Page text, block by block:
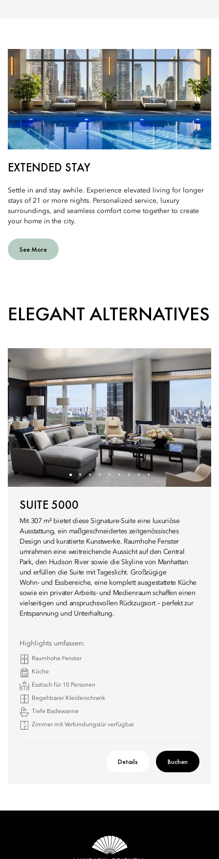
EXTENDED STAY
Settle in and stay awhile. Experience elevated living for longer
stays of 21 or more nights. Personalized service, luxury
surroundings, and seamless comfort come together to create
your home in the city.
See More
ELEGANT ALTERNATIVES
SUITE 5000
Mit 307 m² bietet diese Signature-Suite eine luxuriöse
Ausstattung, ein maßgeschneidertes zeitgenössisches
Design und kuratierte Kunstwerke. Raumhohe Fenster
umrahmen eine weitreichende Aussicht auf den Central
Park, den Hudson River sowie die Skyline von Manhattan
und erfüllen die Suite mit Tageslicht. Großzügige
Wohn- und Essbereiche, eine komplett ausgestattete Küche
sowie ein privater Arbeits- und Medienraum schaffen einen
vielseitigen und anspruchsvollen Rückzugsort – perfekt zur
Entspannung und Unterhaltung.
Highlights umfassen:
Raumhohe Fenster
Küche
Esstisch für 10 Personen
Begehbarer Kleiderschrank
Tiefe Badewanne
Zimmer mit Verbindungstür verfügbar
Details Buchen